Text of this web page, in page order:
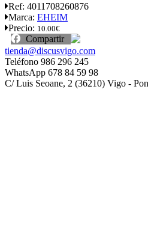
Ref: 4011708260876
Marca: EHEIM
Precio: 10.00€
Compartir
tienda@discusvigo.com
Teléfono 986 296 245
WhatsApp 678 84 59 98
C/ Luis Seoane, 2 (36210) Vigo -